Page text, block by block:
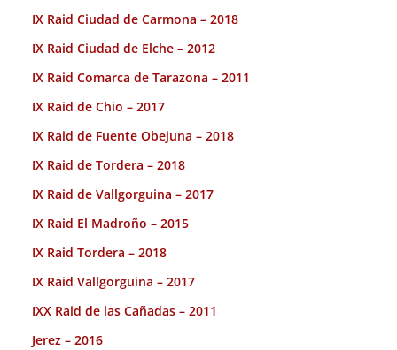
IX Raid Ciudad de Carmona – 2018
IX Raid Ciudad de Elche – 2012
IX Raid Comarca de Tarazona – 2011
IX Raid de Chio – 2017
IX Raid de Fuente Obejuna – 2018
IX Raid de Tordera – 2018
IX Raid de Vallgorguina – 2017
IX Raid El Madroño – 2015
IX Raid Tordera – 2018
IX Raid Vallgorguina – 2017
IXX Raid de las Cañadas – 2011
Jerez – 2016